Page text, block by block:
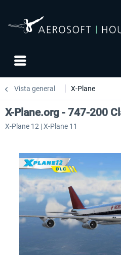
Vista general X-Plane
X-Plane.org - 747-200
X-Plane 12 | X-Plane 11